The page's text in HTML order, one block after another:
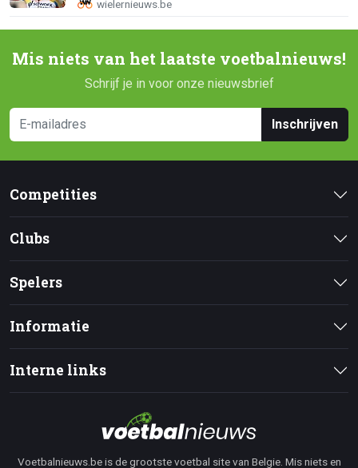
Mis niets van het laatste voetbalnieuws!
Schrijf je in voor onze nieuwsbrief
Inschrijven
Competities
Clubs
Spelers
Informatie
Interne links
Voetbalnieuws.be is de grootste voetbal site van Belgie. Mis niets en